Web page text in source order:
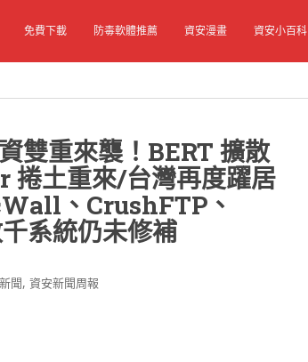
免費下載 防毒軟體推薦 資安漫畫 資安小百科
雙重來襲！BERT 擴散
土重來/台灣再度躍居
、CrushFTP、
系統仍未修補
聞, 資安新聞周報